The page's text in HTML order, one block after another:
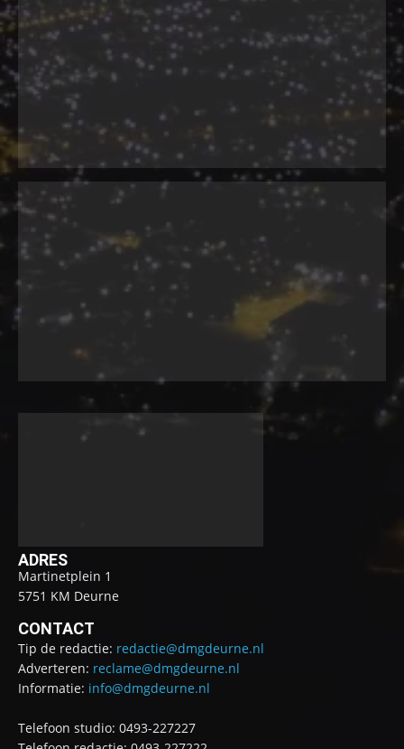
ADRES
Martinetplein 1
5751 KM Deurne
CONTACT
Tip de redactie: redactie@dmgdeurne.nl
Adverteren: reclame@dmgdeurne.nl
Informatie: info@dmgdeurne.nl
Telefoon studio: 0493-227227